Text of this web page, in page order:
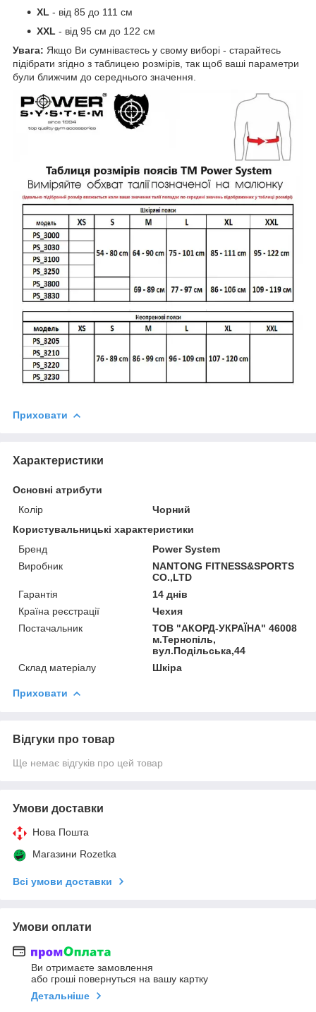
XL - від 85 до 111 см
XXL - від 95 см до 122 см
Увага: Якщо Ви сумніваєтесь у свому виборі - старайтесь
підібрати згідно з таблицею розмірів, так щоб ваші параметри
були ближчим до середнього значення.
Приховати
Характеристики
Основні атрибути
Колір
Чорний
Користувальницькі характеристики
Бренд
Power System
Виробник
NANTONG FITNESS&SPORTS
CO.,LTD
Гарантія
14 днів
Країна реєстрації
Чехия
Постачальник
ТОВ "АКОРД-УКРАЇНА" 46008
м.Тернопіль,
вул.Подільська,44
Склад матеріалу
Шкіра
Приховати
Відгуки про товар
Ще немає відгуків про цей товар
Умови доставки
Нова Пошта
Магазини Rozetka
Всі умови доставки
Умови оплати
Ви отримаєте замовлення
або гроші повернуться на вашу картку
Детальніше